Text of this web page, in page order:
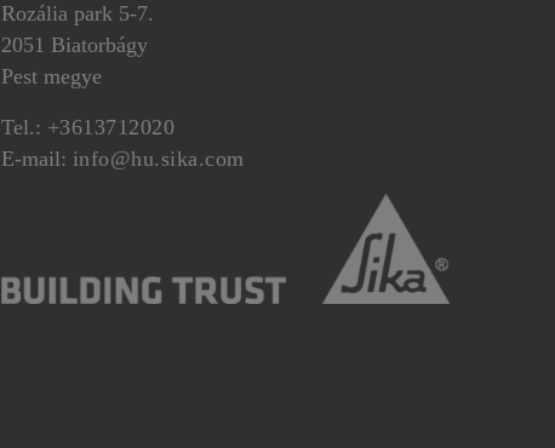
Rozália park 5-7.
2051 Biatorbágy
Pest megye
Tel.: +3613712020
E-mail: info@hu.sika.com